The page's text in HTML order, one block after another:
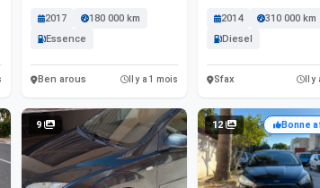
2017
180 000 km
Essence
Ben arous Il y a 1 mois
2014
310 000 km
Diesel
Sfax Il
9 12 Bonne